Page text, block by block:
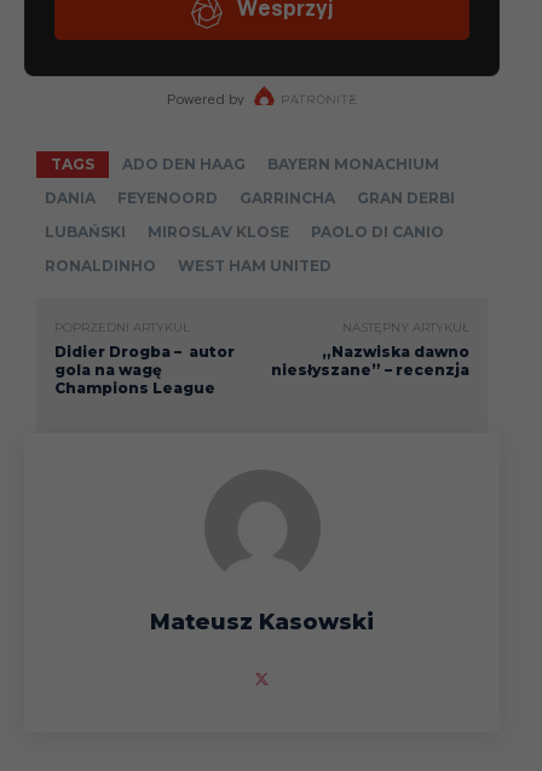
TAGS ADO DEN HAAG
BAYERN MONACHIUM
DANIA
FEYENOORD GARRINCHA
GRAN DERBI
LUBAŃSKI
MIROSLAV KLOSE
PAOLO DI CANIO
RONALDINHO
WEST HAM UNITED
POPRZEDNI ARTYKUŁ
Didier Drogba – autor
gola na wagę
Champions League
NASTĘPNY ARTYKUŁ
„Nazwiska dawno
niesłyszane” – recenzja
Mateusz Kasowski